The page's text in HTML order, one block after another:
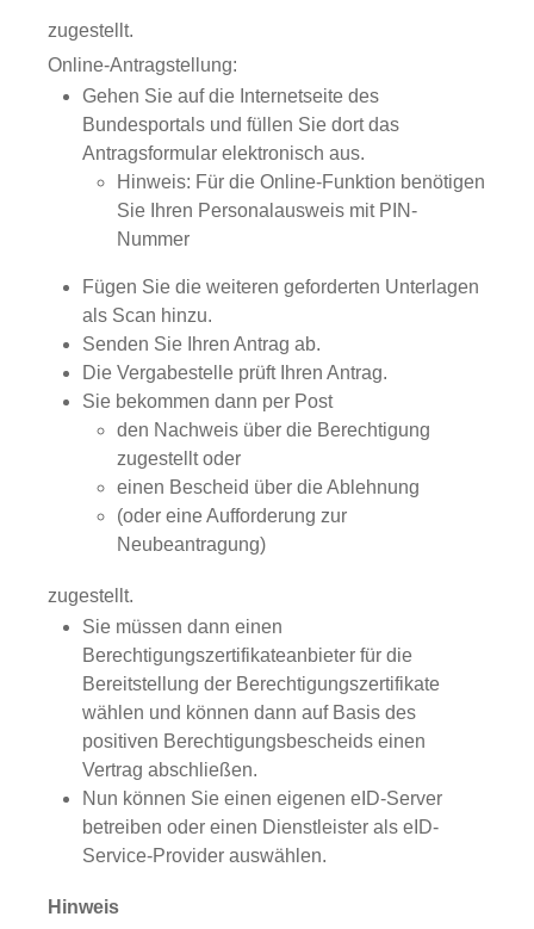
zugestellt.
Online-Antragstellung:
Gehen Sie auf die Internetseite des
Bundesportals und füllen Sie dort das
Antragsformular elektronisch aus.
Hinweis: Für die Online-Funktion benötigen
Sie Ihren Personalausweis mit PIN-
Nummer
Fügen Sie die weiteren geforderten Unterlagen
als Scan hinzu.
Senden Sie Ihren Antrag ab.
Die Vergabestelle prüft Ihren Antrag.
Sie bekommen dann per Post
den Nachweis über die Berechtigung
zugestellt oder
einen Bescheid über die Ablehnung
(oder eine Aufforderung zur
Neubeantragung)
zugestellt.
Sie müssen dann einen
Berechtigungszertifikateanbieter für die
Bereitstellung der Berechtigungszertifikate
wählen und können dann auf Basis des
positiven Berechtigungsbescheids einen
Vertrag abschließen.
Nun können Sie einen eigenen eID-Server
betreiben oder einen Dienstleister als eID-
Service-Provider auswählen.
Hinweis